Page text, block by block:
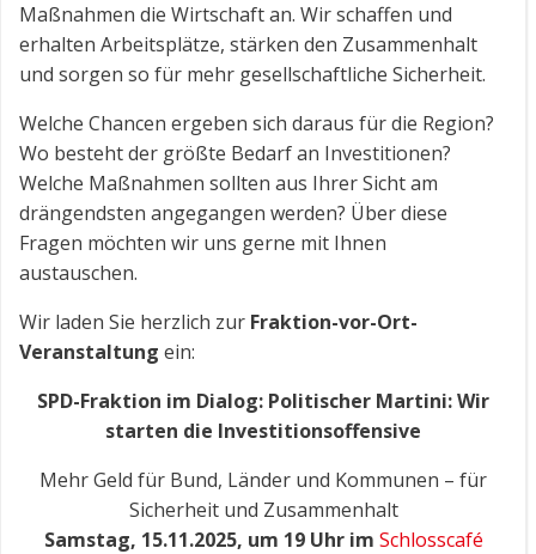
Maßnahmen die Wirtschaft an. Wir schaffen und
erhalten Arbeitsplätze, stärken den Zusammenhalt
und sorgen so für mehr gesellschaftliche Sicherheit.
Welche Chancen ergeben sich daraus für die Region?
Wo besteht der größte Bedarf an Investitionen?
Welche Maßnahmen sollten aus Ihrer Sicht am
drängendsten angegangen werden? Über diese
Fragen möchten wir uns gerne mit Ihnen
austauschen.
Wir laden Sie herzlich zur Fraktion-vor-Ort-
Veranstaltung ein:
SPD-Fraktion im Dialog: Politischer Martini: Wir
starten die Investitionsoffensive
Mehr Geld für Bund, Länder und Kommunen – für
Sicherheit und Zusammenhalt
Samstag, 15.11.2025, um 19 Uhr im Schlosscafé